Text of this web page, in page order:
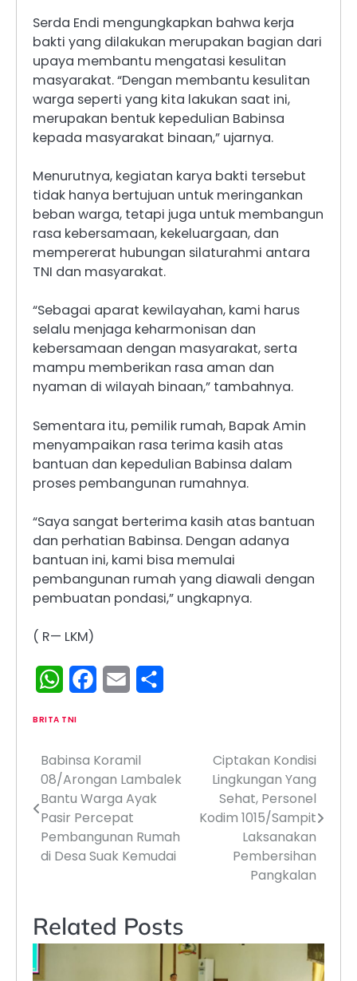
Serda Endi mengungkapkan bahwa kerja
bakti yang dilakukan merupakan bagian dari
upaya membantu mengatasi kesulitan
masyarakat. “Dengan membantu kesulitan
warga seperti yang kita lakukan saat ini,
merupakan bentuk kepedulian Babinsa
kepada masyarakat binaan,” ujarnya.
Menurutnya, kegiatan karya bakti tersebut
tidak hanya bertujuan untuk meringankan
beban warga, tetapi juga untuk membangun
rasa kebersamaan, kekeluargaan, dan
mempererat hubungan silaturahmi antara
TNI dan masyarakat.
“Sebagai aparat kewilayahan, kami harus
selalu menjaga keharmonisan dan
kebersamaan dengan masyarakat, serta
mampu memberikan rasa aman dan
nyaman di wilayah binaan,” tambahnya.
Sementara itu, pemilik rumah, Bapak Amin
menyampaikan rasa terima kasih atas
bantuan dan kepedulian Babinsa dalam
proses pembangunan rumahnya.
“Saya sangat berterima kasih atas bantuan
dan perhatian Babinsa. Dengan adanya
bantuan ini, kami bisa memulai
pembangunan rumah yang diawali dengan
pembuatan pondasi,” ungkapnya.
( R— LKM)
WhatsAppFacebook
Email
BRITA TNI
Navigasi
pos
Babinsa Koramil
08/Arongan Lambalek
Bantu Warga Ayak
Pasir Percepat
Pembangunan Rumah
di Desa Suak Kemudai
Ciptakan Kondisi
Lingkungan Yang
Sehat, Personel
Kodim 1015/Sampit
Laksanakan
Pembersihan
Pangkalan
Related Posts